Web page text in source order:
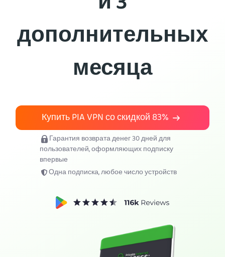
дополнительных
месяца
Купить PIA VPN со скидкой83%
Гарантия возврата денег 30 дней для
пользователей, оформляющих подписку
впервые
Одна подписка, любое число устройств